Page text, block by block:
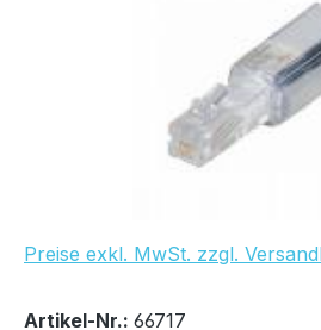
Preise exkl. MwSt. zzgl.
Bestand:0x
Nicht Lagernd
Artikel-Nr.: 66717